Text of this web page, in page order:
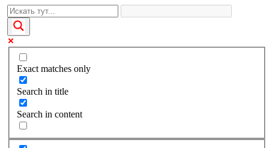
Exact matches only
Search in title
Search in content